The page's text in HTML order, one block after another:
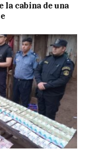
la cabina de una